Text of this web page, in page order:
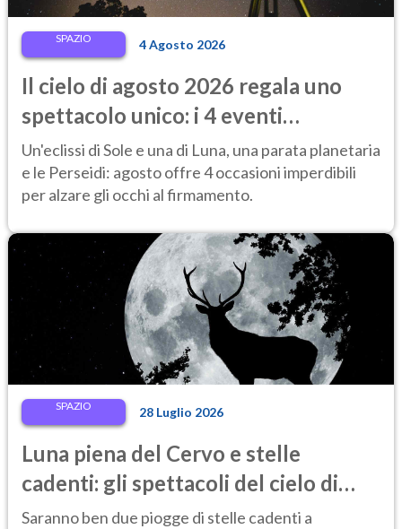
SPAZIO 4 Agosto 2026
Il cielo di agosto 2026 regala uno
spettacolo unico: i 4 eventi
astronomici da vedere
Un'eclissi di Sole e una di Luna, una parata planetaria
e le Perseidi: agosto offre 4 occasioni imperdibili
per alzare gli occhi al firmamento.
SPAZIO 28 Luglio 2026
Luna piena del Cervo e stelle
cadenti: gli spettacoli del cielo di
fine luglio 2026 da non perdere
Saranno ben due piogge di stelle cadenti a